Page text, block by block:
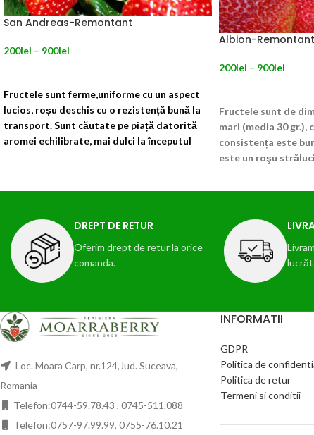
San Andreas-Remontant
200lei – 900lei
Fructele sunt ferme,uniforme cu un aspect
lucios, roșu deschis cu o rezistență bună la
transport. Sunt căutate pe piață datorită
aromei echilibrate, mai dulci la începutul
Albion-Remontant
200lei – 900lei
Fructele sunt de
mari (media 30 gr.),
consistența este
este un roşu
caracteristici
martie-iunie 2026!!!
DREPT DE RETUR
Oferim drept de retur la orice
comanda.
Loc. Moara Carp, nr.124,Jud. Suceava,
Romania
Telefon:0744-59.78.43 , 0745-511.088
Telefon:0757-97.99.99, 0755-76.10.21
INFORMATII
GDPR
Politica de
Politica de retur
Termeni si conditii